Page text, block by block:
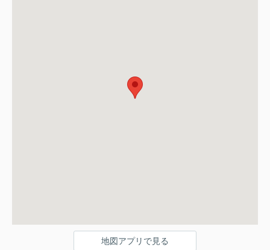
地図アプリで見る